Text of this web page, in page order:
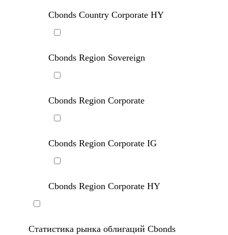
Cbonds Country Corporate HY
Cbonds Region Sovereign
Cbonds Region Corporate
Cbonds Region Corporate IG
Cbonds Region Corporate HY
Статистика рынка облигаций Cbonds